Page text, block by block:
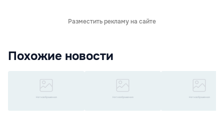
Разместить рекламу на сайте
Похожие новости